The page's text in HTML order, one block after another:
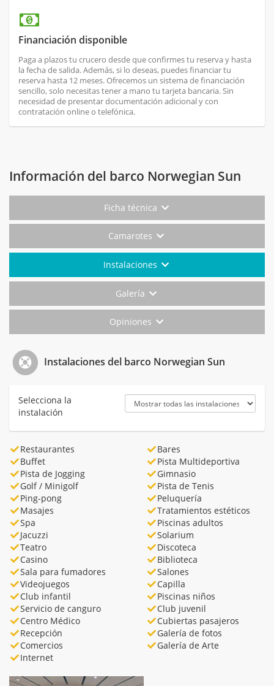
Financiación disponible
Paga a plazos tu crucero desde que confirmes tu reserva y hasta
la fecha de salida. Además, si lo deseas, puedes financiar tu
reserva hasta 12 meses. Ofrecemos un sistema de financiación
sencillo, solo necesitas tener a mano tu tarjeta bancaria. Sin
necesidad de presentar documentación adicional y con
contratación online o telefónica.
Información del barco Norwegian Sun
Ficha técnica
Camarotes
Instalaciones
Galería
Opiniones
Instalaciones del barco Norwegian Sun
Selecciona la
instalación
Restaurantes
Bares
Buffet
Pista Multideportiva
Pista de Jogging
Gimnasio
Golf / Minigolf
Pista de Tenis
Ping-pong
Peluquería
Masajes
Tratamientos estéticos
Spa
Piscinas adultos
Jacuzzi
Solarium
Teatro
Discoteca
Casino
Biblioteca
Sala para fumadores
Salones
Videojuegos
Capilla
Club infantil
Piscinas niños
Servicio de canguro
Club juvenil
Centro Médico
Cubiertas pasajeros
Recepción
Galería de fotos
Comercios
Galería de Arte
Internet